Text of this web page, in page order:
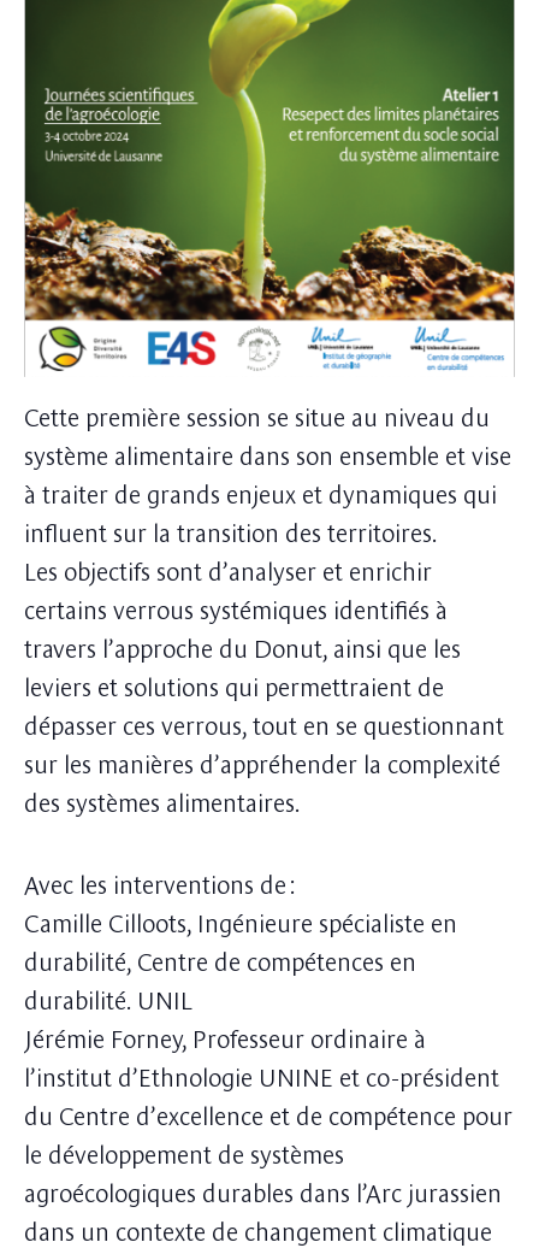
Cette première session se situe au niveau du
système alimentaire dans son ensemble et vise
à traiter de grands enjeux et dynamiques qui
influent sur la transition des territoires.
Les objectifs sont d’analyser et enrichir
certains verrous systémiques identifiés à
travers l’approche du Donut, ainsi que les
leviers et solutions qui permettraient de
dépasser ces verrous, tout en se questionnant
sur les manières d’appréhender la complexité
des systèmes alimentaires.
Avec les interventions de :
Camille Cilloots, Ingénieure spécialiste en
durabilité, Centre de compétences en
durabilité. UNIL
Jérémie Forney, Professeur ordinaire à
l’institut d’Ethnologie UNINE et co-président
du Centre d’excellence et de compétence pour
le développement de systèmes
agroécologiques durables dans l’Arc jurassien
dans un contexte de changement climatique